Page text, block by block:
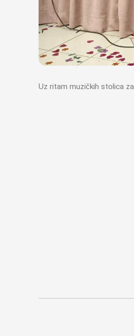
Uz ritam muzičkih stolica